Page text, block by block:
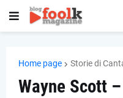
Home page Storie di
Wayne Scott